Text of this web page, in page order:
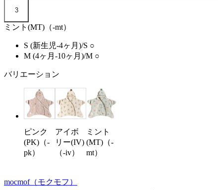
3
ミント(MT)（-mt）
S (新生児-4ヶ月)/S ○
M (4ヶ月-10ヶ月)/M ○
バリエーション
ピンク
(PK)（-
pk）
アイボ
リー(IV)
（-iv）
ミント
(MT)（-
mt）
mocmof（モクモフ）